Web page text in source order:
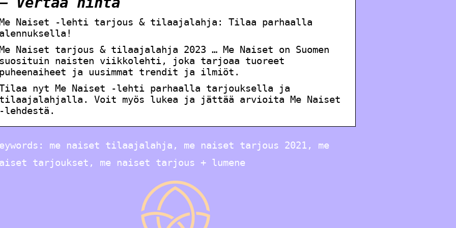
Naiset -lehti tarjous & tilaajalahja: Tilaa parhaalla
Naiset tarjous & tilaajalahja 2023 … Me Naiset on Suomen
naisten viikkolehti, joka tarjoaa tuoreet
ja uusimmat trendit ja ilmiöt.
nyt Me Naiset -lehti parhaalla tarjouksella ja
Voit myös lukea ja jättää arvioita Me Naiset
lehdestä.
me naiset tilaajalahja, me naiset tarjous 2021, me
tarjoukset, me naiset tarjous + lumene